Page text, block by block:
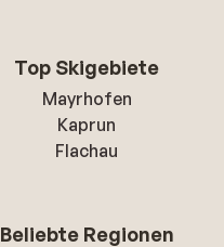
Top Skigebiete
Mayrhofen
Kaprun
Flachau
Beliebte Regionen